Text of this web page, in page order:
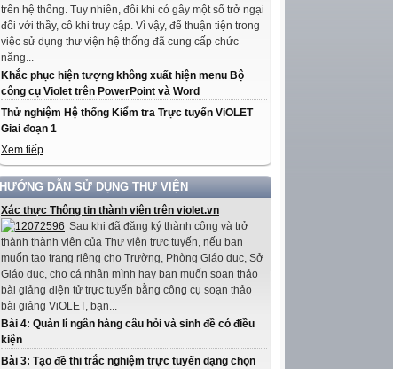
trên hệ thống. Tuy nhiên, đôi khi có gây một số trở ngại
đối với thầy, cô khi truy cập. Vì vậy, để thuận tiện trong
việc sử dụng thư viện hệ thống đã cung cấp chức
năng...
Khắc phục hiện tượng không xuất hiện menu Bộ
công cụ Violet trên PowerPoint và Word
Thử nghiệm Hệ thống Kiểm tra Trực tuyến ViOLET
Giai đoạn 1
Xem tiếp
HƯỚNG DẪN SỬ DỤNG THƯ VIỆN
Xác thực Thông tin thành viên trên violet.vn
Sau khi đã đăng ký thành công và trở
thành thành viên của Thư viện trực tuyến, nếu bạn
muốn tạo trang riêng cho Trường, Phòng Giáo dục, Sở
Giáo dục, cho cá nhân mình hay bạn muốn soạn thảo
bài giảng điện tử trực tuyến bằng công cụ soạn thảo
bài giảng ViOLET, bạn...
Bài 4: Quản lí ngân hàng câu hỏi và sinh đề có điều
kiện
Bài 3: Tạo đề thi trắc nghiệm trực tuyến dạng chọn